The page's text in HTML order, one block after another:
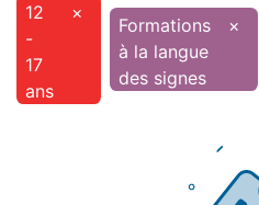
12
-
17
ans
×
Formations
à la langue
des signes
×